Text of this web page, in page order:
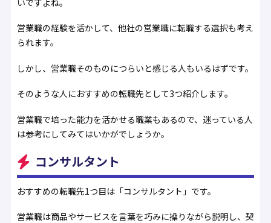
いですよね。
営業職の経験を活かして、他社の営業職に転職する選択も考え
られます。
しかし、営業職そのものにつらいと感じる人もいるはずです。
そのような人におすすめの転職先として3つ紹介します。
営業職で培った能力を活かせる職業もあるので、迷っている人
は参考にしてみてはいかがでしょうか。
コンサルタント
おすすめの転職先1つ目は「コンサルタント」です。
営業職は商品やサービスを言葉を巧みに操りながら説明し、契